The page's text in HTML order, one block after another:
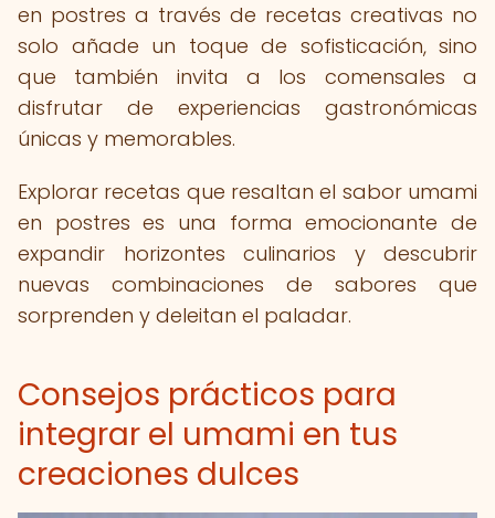
en postres a través de recetas creativas no
solo añade un toque de sofisticación, sino
que también invita a los comensales a
disfrutar de experiencias gastronómicas
únicas y memorables.
Explorar recetas que resaltan el sabor umami
en postres es una forma emocionante de
expandir horizontes culinarios y descubrir
nuevas combinaciones de sabores que
sorprenden y deleitan el paladar.
Consejos prácticos para
integrar el umami en tus
creaciones dulces